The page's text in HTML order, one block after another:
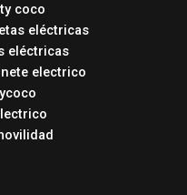
coco
eléctricas
eléctricas
electrico